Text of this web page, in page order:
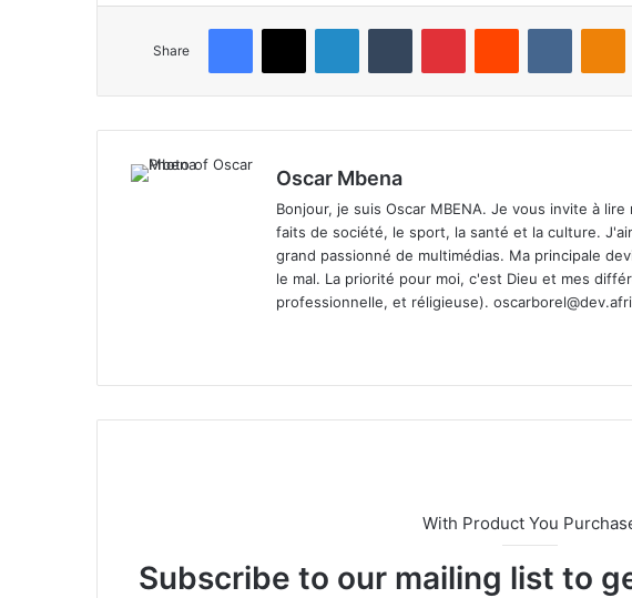
Share
Oscar Mbena
Bonjour, je suis Oscar MBENA. Je vous invite à
faits de société, le sport, la santé et la culture.
grand passionné de multimédias. Ma principale
le mal. La priorité pour moi, c'est Dieu et mes
professionnelle, et réligieuse).
te
With Product You
Subscribe to our mailing list to